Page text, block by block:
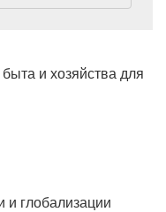
и хозяйства для
глобализации